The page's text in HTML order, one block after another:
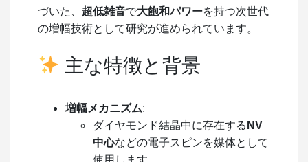
づいた、 超低雑音で大飽和パワーを持つ次世代
の増幅技術として研究が進められています。
主な特徴と背景
増幅メカニズム:
ダイヤモンド結晶中に存在する NV
中心などの電子スピンを媒体として